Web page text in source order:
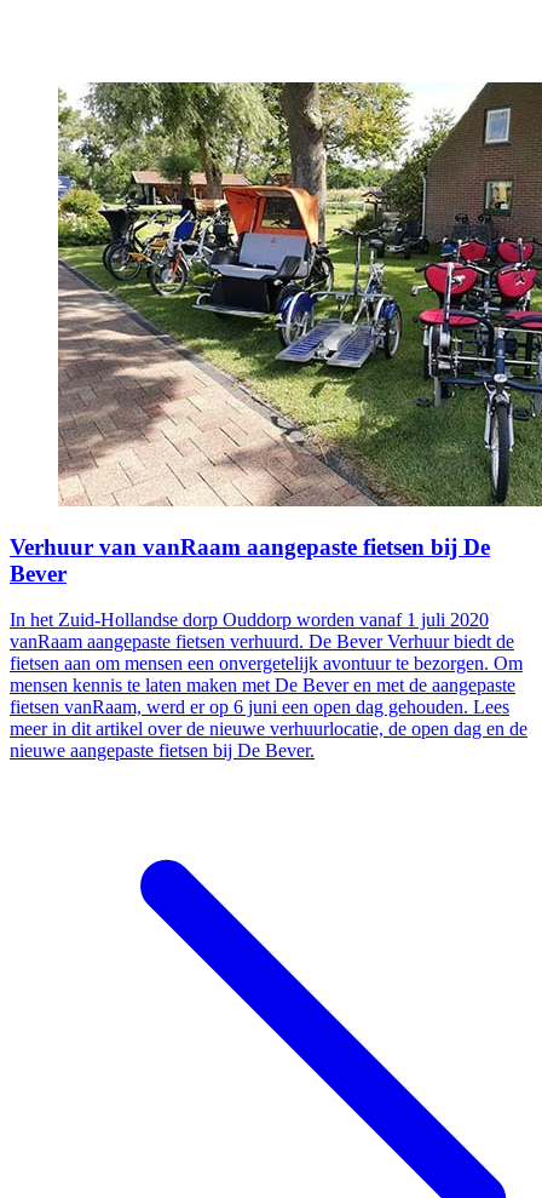
Verhuur van vanRaam aangepaste fietsen bij De
Bever
In het Zuid-Hollandse dorp Ouddorp worden vanaf 1 juli 2020
vanRaam aangepaste fietsen verhuurd. De Bever Verhuur biedt de
fietsen aan om mensen een onvergetelijk avontuur te bezorgen. Om
mensen kennis te laten maken met De Bever en met de aangepaste
fietsen vanRaam, werd er op 6 juni een open dag gehouden. Lees
meer in dit artikel over de nieuwe verhuurlocatie, de open dag en de
nieuwe aangepaste fietsen bij De Bever.